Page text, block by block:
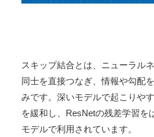
スキップ結合とは、ニューラル
同士を直接つなぎ、情報や勾配
みです。深いモデルで起こりや
を緩和し、ResNetの残差学習を
モデルで利用されています。